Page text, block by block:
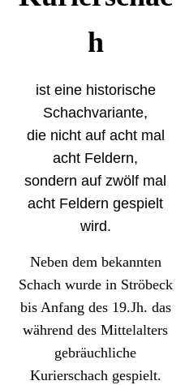
h
ist eine historische
Schachvariante,
die nicht auf acht mal
acht Feldern,
sondern auf zwölf mal
acht Feldern gespielt
wird.
Neben dem bekannten
Schach wurde in Ströbeck
bis Anfang des 19.Jh. das
während des Mittelalters
gebräuchliche
Kurierschach gespielt.